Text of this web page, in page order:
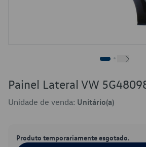
Painel Lateral VW
Unidade de venda: Unitário(a)
Produto temporariamente esgotado.